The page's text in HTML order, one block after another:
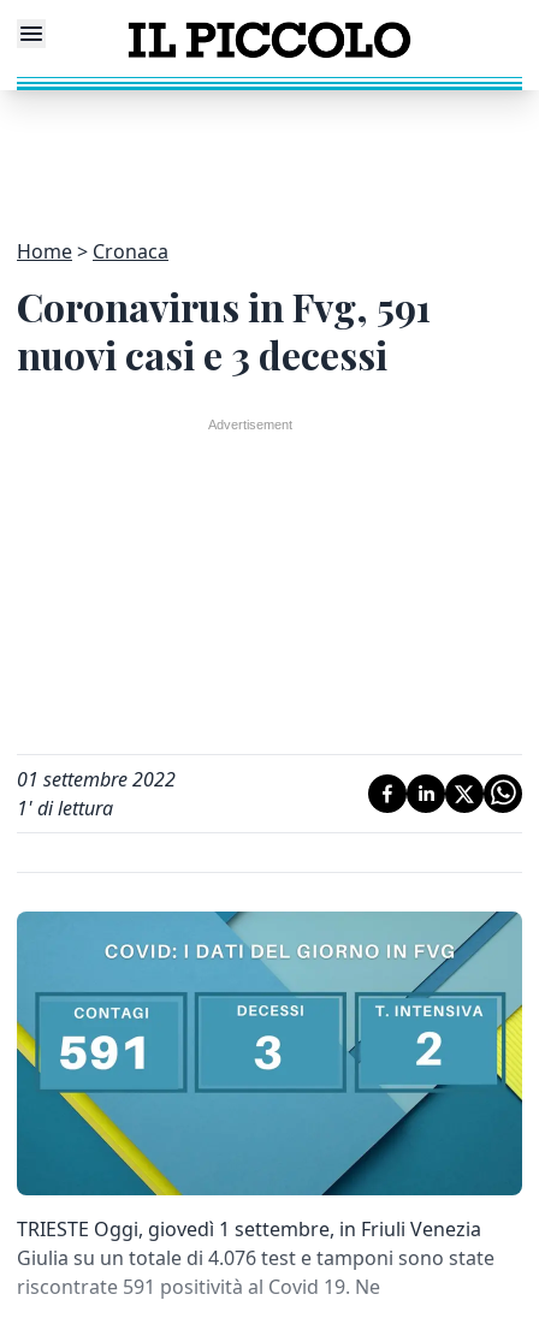
Home Cronaca
Coronavirus in Fvg, 591
nuovi casi e 3 decessi
01 settembre 2022
1' di lettura
TRIESTE Oggi, giovedì 1 settembre, in Friuli Venezia
Giulia su un totale di 4.076 test e tamponi sono state
riscontrate 591 positività al Covid 19. Ne